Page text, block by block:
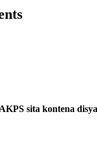
sita kontena